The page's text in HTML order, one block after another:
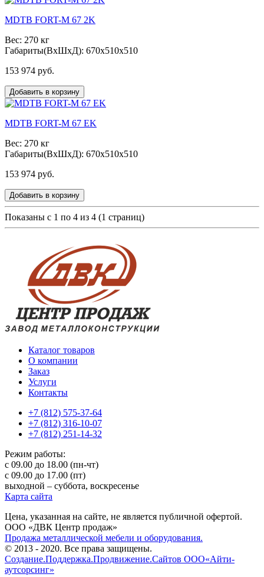
MDTB FORT-M 67 2K
Вес: 270 кг
Габариты(ВxШxД): 670x510x510
153 974 руб.
Добавить в корзину
MDTB FORT-M 67 EK
Вес: 270 кг
Габариты(ВxШxД): 670x510x510
153 974 руб.
Добавить в корзину
Показаны с 1 по 4 из 4 (1 страниц)
Каталог товаров
О компании
Заказ
Услуги
Контакты
+7 (812) 575-37-64
+7 (812) 316-10-07
+7 (812) 251-14-32
Режим работы:
с 09.00 до 18.00 (пн-чт)
с 09.00 до 17.00 (пт)
выходной – суббота, воскресенье
Карта сайта
Цена, указанная на сайте, не является публичной офертой.
ООО «ДВК Центр продаж»
Продажа металлической мебели и оборудования.
© 2013 - 2020. Все права защищены.
Создание.Поддержка.Продвижение.Сайтов ООО«Айти-
аутсорсинг»